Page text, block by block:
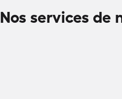
Nos services de